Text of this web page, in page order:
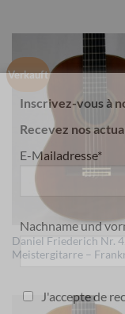
Verkauft
Daniel Friederich Nr.
Meistergitarre –
Inscrivez-vous à
Recevez nos
E-Mailadresse*
Nachname und
J'accepte de